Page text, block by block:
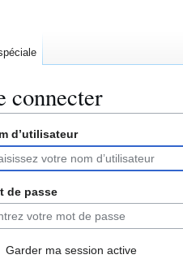
connecter
d’utilisateur
de passe
Garder ma session active